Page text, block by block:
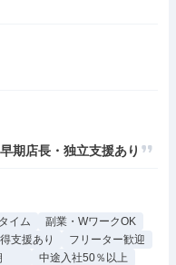
期店長・独立支援あり
イム
副業・WワークOK
支援あり
フリーター歓迎
中途入社50％以上